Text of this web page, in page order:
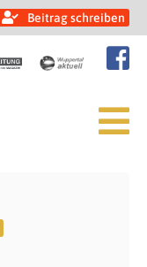
Beitrag schreiben